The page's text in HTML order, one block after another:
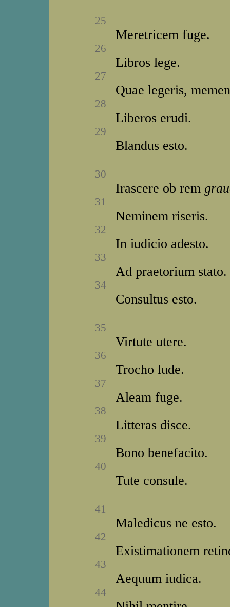
25
Meretricem fuge.
26
Libros lege.
27
Quae legeris,
28
Liberos erudi.
29
Blandus esto.
30
Irascere ob rem
31
Neminem riseris.
32
In iudicio adesto.
33
Ad praetorium stato.
34
Consultus esto.
35
Virtute utere.
36
Trocho lude.
37
Aleam fuge.
38
Litteras disce.
39
Bono benefacito.
40
Tute consule.
41
Maledicus ne esto.
42
Existimationem
43
Aequum iudica.
44